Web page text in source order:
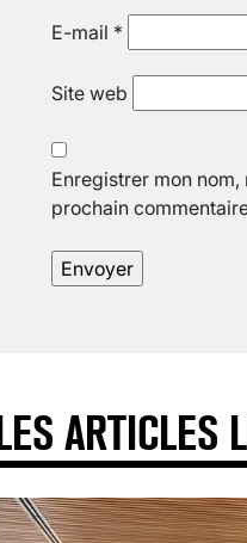
E-mail *
Site web
Enregistrer mon
prochain
ARTICLES